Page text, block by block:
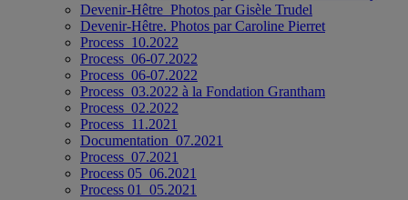
Devenir-Hêtre_Photos par Gisèle Trudel
Devenir-Hêtre. Photos par Caroline Pierret
Process_10.2022
Process_06-07.2022
Process_06-07.2022
Process_03.2022 à la Fondation Grantham
Process_02.2022
Process_11.2021
Documentation_07.2021
Process_07.2021
Process 05_06.2021
Process 01_05.2021